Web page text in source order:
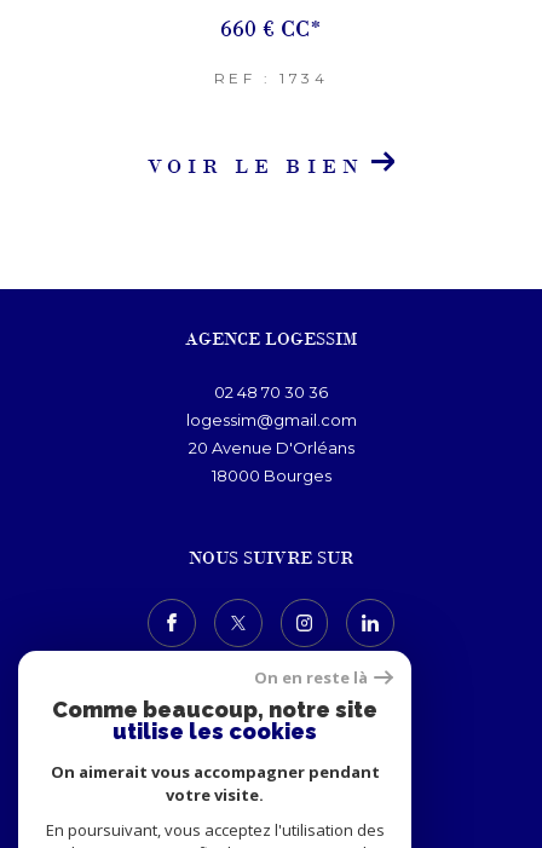
660 € CC*
REF : 1734
VOIR LE BIEN
AGENCE LOGESSIM
02 48 70 30 36
logessim@gmail.com
20 Avenue D'Orléans
18000
bourges
NOUS SUIVRE SUR
ADHÉRENTS
On en reste là
Comme beaucoup, notre site
utilise les cookies
On aimerait vous accompagner pendant
votre visite.
En poursuivant, vous acceptez l'utilisation des